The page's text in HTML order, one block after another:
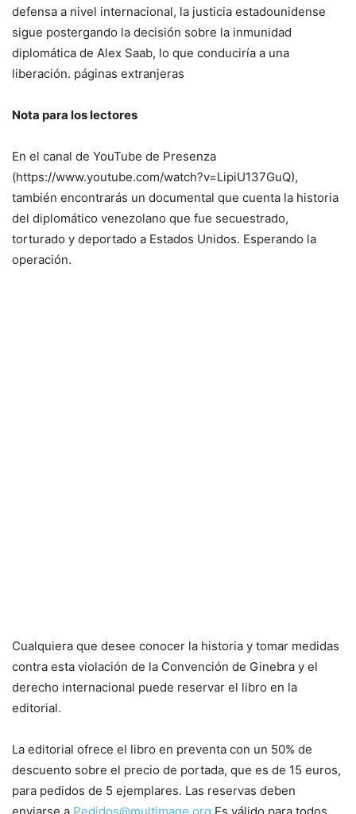
defensa a nivel internacional, la justicia estadounidense
sigue postergando la decisión sobre la inmunidad
diplomática de Alex Saab, lo que conduciría a una
liberación. páginas extranjeras
Nota para los lectores
En el canal de YouTube de Presenza
(https://www.youtube.com/watch?v=LipiU137GuQ),
también encontrarás un documental que cuenta la historia
del diplomático venezolano que fue secuestrado,
torturado y deportado a Estados Unidos. Esperando la
operación.
Cualquiera que desee conocer la historia y tomar medidas
contra esta violación de la Convención de Ginebra y el
derecho internacional puede reservar el libro en la
editorial.
La editorial ofrece el libro en preventa con un 50% de
descuento sobre el precio de portada, que es de 15 euros,
para pedidos de 5 ejemplares. Las reservas deben